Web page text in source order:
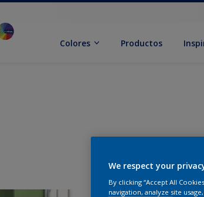
Colores Productos
We respect your
By clicking “Accept All
navigation, analyze site